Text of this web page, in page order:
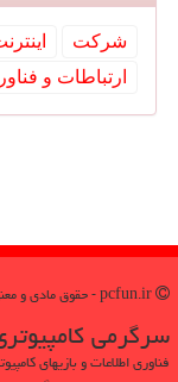
شركت
ارتباطات و
سرگرمی
فناوری اطلاعات و بازیهای